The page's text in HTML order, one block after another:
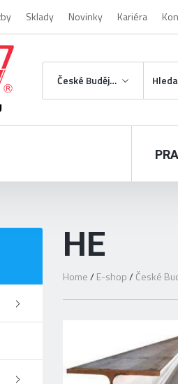
Sklady Novinky Kariéra
České Budějovice
HE
Home/ E-shop/ České